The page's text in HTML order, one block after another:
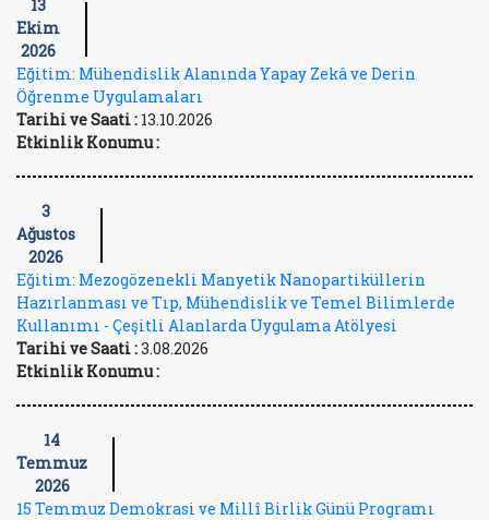
13
Ekim
2026
Eğitim: Mühendislik Alanında Yapay Zekâ ve Derin
Öğrenme Uygulamaları
Tarihi ve Saati : 13.10.2026
Etkinlik Konumu :
3
Ağustos
2026
Eğitim: Mezogözenekli Manyetik Nanopartiküllerin
Hazırlanması ve Tıp, Mühendislik ve Temel Bilimlerde
Kullanımı - Çeşitli Alanlarda Uygulama Atölyesi
Tarihi ve Saati :3.08.2026
Etkinlik Konumu :
14
Temmuz
2026
15 Temmuz Demokrasi ve Millî Birlik Günü Programı